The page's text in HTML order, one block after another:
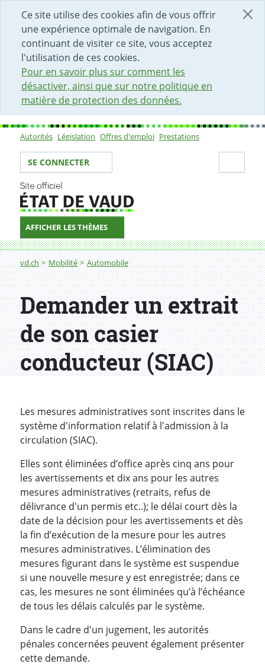
Ce site utilise des cookies afin de vous offrir
une expérience optimale de navigation. En
continuant de visiter ce site, vous acceptez
l'utilisation de ces cookies.
Pour en savoir plus sur comment les
désactiver, ainsi que sur notre politique en
matière de protection des données.
DÉBUT DU CONTENU DE LA PAGE
ACCÈS AU CHAMP DE RECHERCHE
PAGE D'ACCUEIL
FORMULAIRE DE CONTACT
Sous-navigation
Autorités Législation Offres d'emploi Prestations
Votre identité
SE CONNECTER
AFFICHER LES THÈMES
Fil d'Ariane
vd.ch Mobilité Automobile
Demander un extrait de son casier conducteur (SIAC)
Demander un extrait
de son casier
conducteur (SIAC)
Introduction
Les mesures administratives sont inscrites dans le
système d'information relatif à l'admission à la
circulation (SIAC).
Elles sont éliminées d’office après cinq ans pour
les avertissements et dix ans pour les autres
mesures administratives (retraits, refus de
délivrance d'un permis etc..); le délai court dès la
date de la décision pour les avertissements et dès
la fin d’exécution de la mesure pour les autres
mesures administratives. L’élimination des
mesures figurant dans le système est suspendue
si une nouvelle mesure y est enregistrée; dans ce
cas, les mesures ne sont éliminées qu’à l’échéance
de tous les délais calculés par le système.
Dans le cadre d'un jugement, les autorités
pénales concernées peuvent également présenter
cette demande.